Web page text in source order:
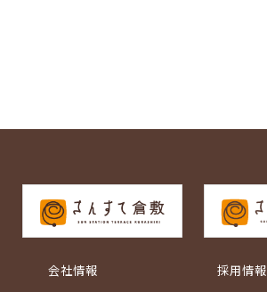
会社情報
採用情報